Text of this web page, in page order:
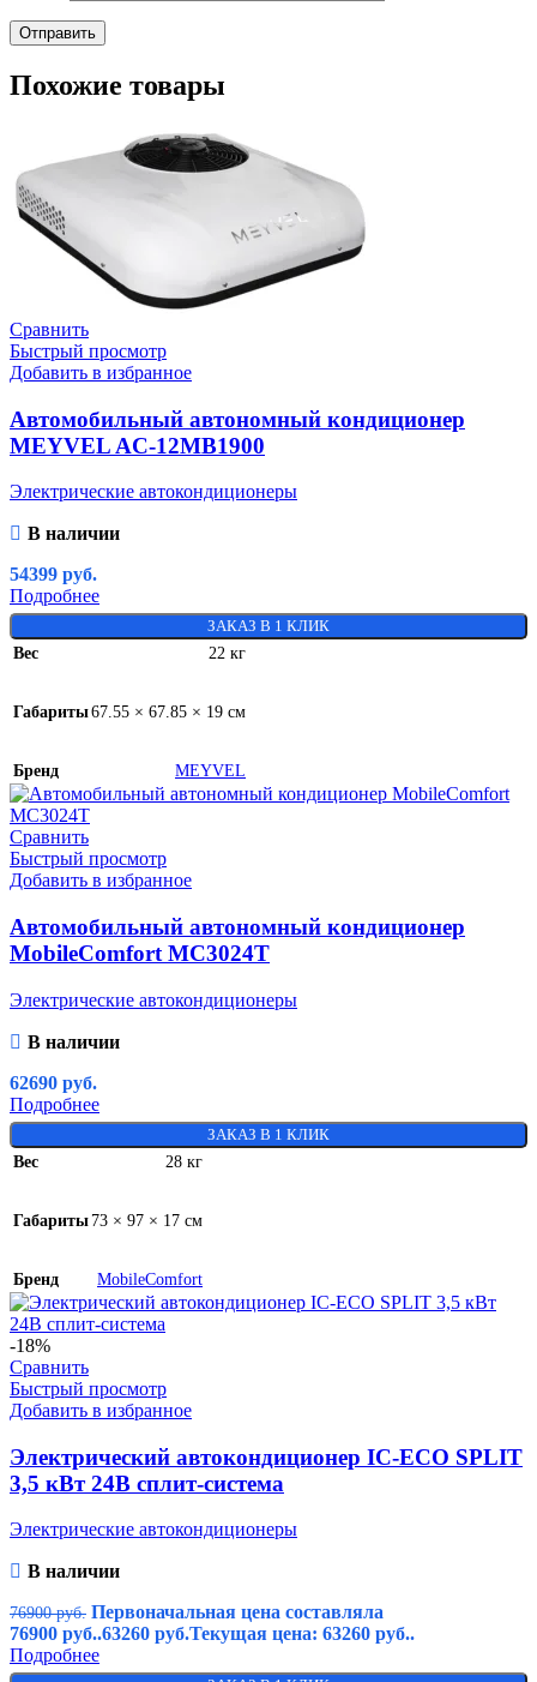
Похожие товары
Сравнить
Быстрый просмотр
Добавить в избранное
Автомобильный автономный кондиционер
MEYVEL AC-12MB1900
Электрические автокондиционеры
В наличии
54399 руб.
Подробнее
ЗАКАЗ В 1 КЛИК
Вес 22 кг
Габариты67.55 × 67.85 × 19 см
Бренд MEYVEL
Сравнить
Быстрый просмотр
Добавить в избранное
Автомобильный автономный кондиционер
MobileComfort MC3024T
Электрические автокондиционеры
В наличии
62690 руб.
Подробнее
ЗАКАЗ В 1 КЛИК
Вес 28 кг
Габариты73 × 97 × 17 см
Бренд MobileComfort
-18%
Сравнить
Быстрый просмотр
Добавить в избранное
Электрический автокондиционер IC-ECO SPLIT
3,5 кВт 24В сплит-система
Электрические автокондиционеры
В наличии
76900руб. Первоначальная цена составляла
76900 руб..63260 руб.Текущая цена: 63260 руб..
Подробнее